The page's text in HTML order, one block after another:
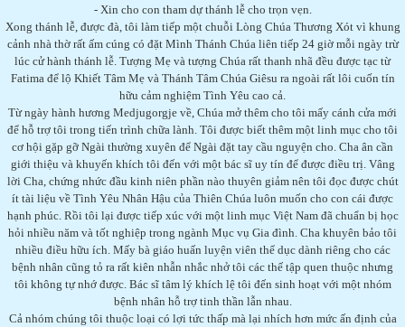
- Xin cho con tham dự thánh lễ cho trọn vẹn.
Xong thánh lễ, được đà, tôi làm tiếp một chuỗi Lòng Chúa Thương Xót vì khung
cảnh nhà thờ rất ấm cúng có đặt Mình Thánh Chúa liên tiếp 24 giờ mỗi ngày trừ
lúc cử hành thánh lễ. Tượng Mẹ và tượng Chúa rất thanh nhã đều được tạc từ
Fatima để lộ Khiết Tâm Mẹ và Thánh Tâm Chúa Giêsu ra ngoài rất lôi cuốn tín
hữu cảm nghiệm Tình Yêu cao cả.
Từ ngày hành hương Medjugorgje về, Chúa mở thêm cho tôi mấy cánh cửa mới
để hỗ trợ tôi trong tiến trình chữa lành. Tôi được biết thêm một linh mục cho tôi
cơ hội gặp gỡ Ngài thường xuyên để Ngài đặt tay cầu nguyện cho. Cha ân cần
giới thiệu và khuyến khích tôi đến với một bác sĩ uy tín để được điều trị. Vâng
lời Cha, chứng nhức đầu kinh niên phần nào thuyên giảm nên tôi đọc được chút
ít tài liệu về Tình Yêu Nhân Hậu của Thiên Chúa luôn muốn cho con cái được
hạnh phúc. Rồi tôi lại được tiếp xúc với một linh mục Việt Nam đã chuẩn bị học
hỏi nhiều năm và tốt nghiệp trong ngành Mục vụ Gia đình. Cha khuyên bảo tôi
nhiều điều hữu ích. Mấy bà giáo huấn luyện viên thể dục dành riêng cho các
bệnh nhân cũng tỏ ra rất kiên nhẫn nhắc nhở tôi các thế tập quen thuộc nhưng
tôi không tự nhớ được. Bác sĩ tâm lý khích lệ tôi đến sinh hoạt với một nhóm
bệnh nhân hỗ trợ tinh thần lẫn nhau.
Cả nhóm chúng tôi thuộc loại có lợi tức thấp mà lại nhích hơn mức ấn định của